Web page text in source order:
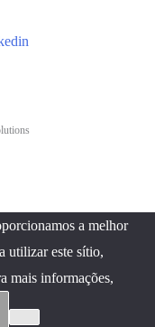
a melhor
utilizar este sítio,
mais informações,